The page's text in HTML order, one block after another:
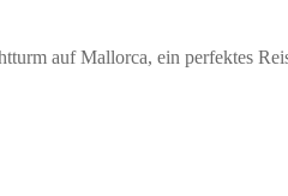
auf Mallorca, ein perfektes